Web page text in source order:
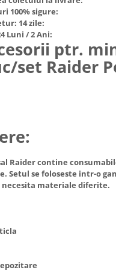
electrice si
pentru lemn
cald
( CARNATARI )
vase
vase incorporabile
vase
rufe
rufe frontale
rufe verticale
100% sigure:
14 zile:
Luni / 2 Ani:
ptr.
set Raider
Raider contine
Setul se foloseste intr-o
materiale diferite.